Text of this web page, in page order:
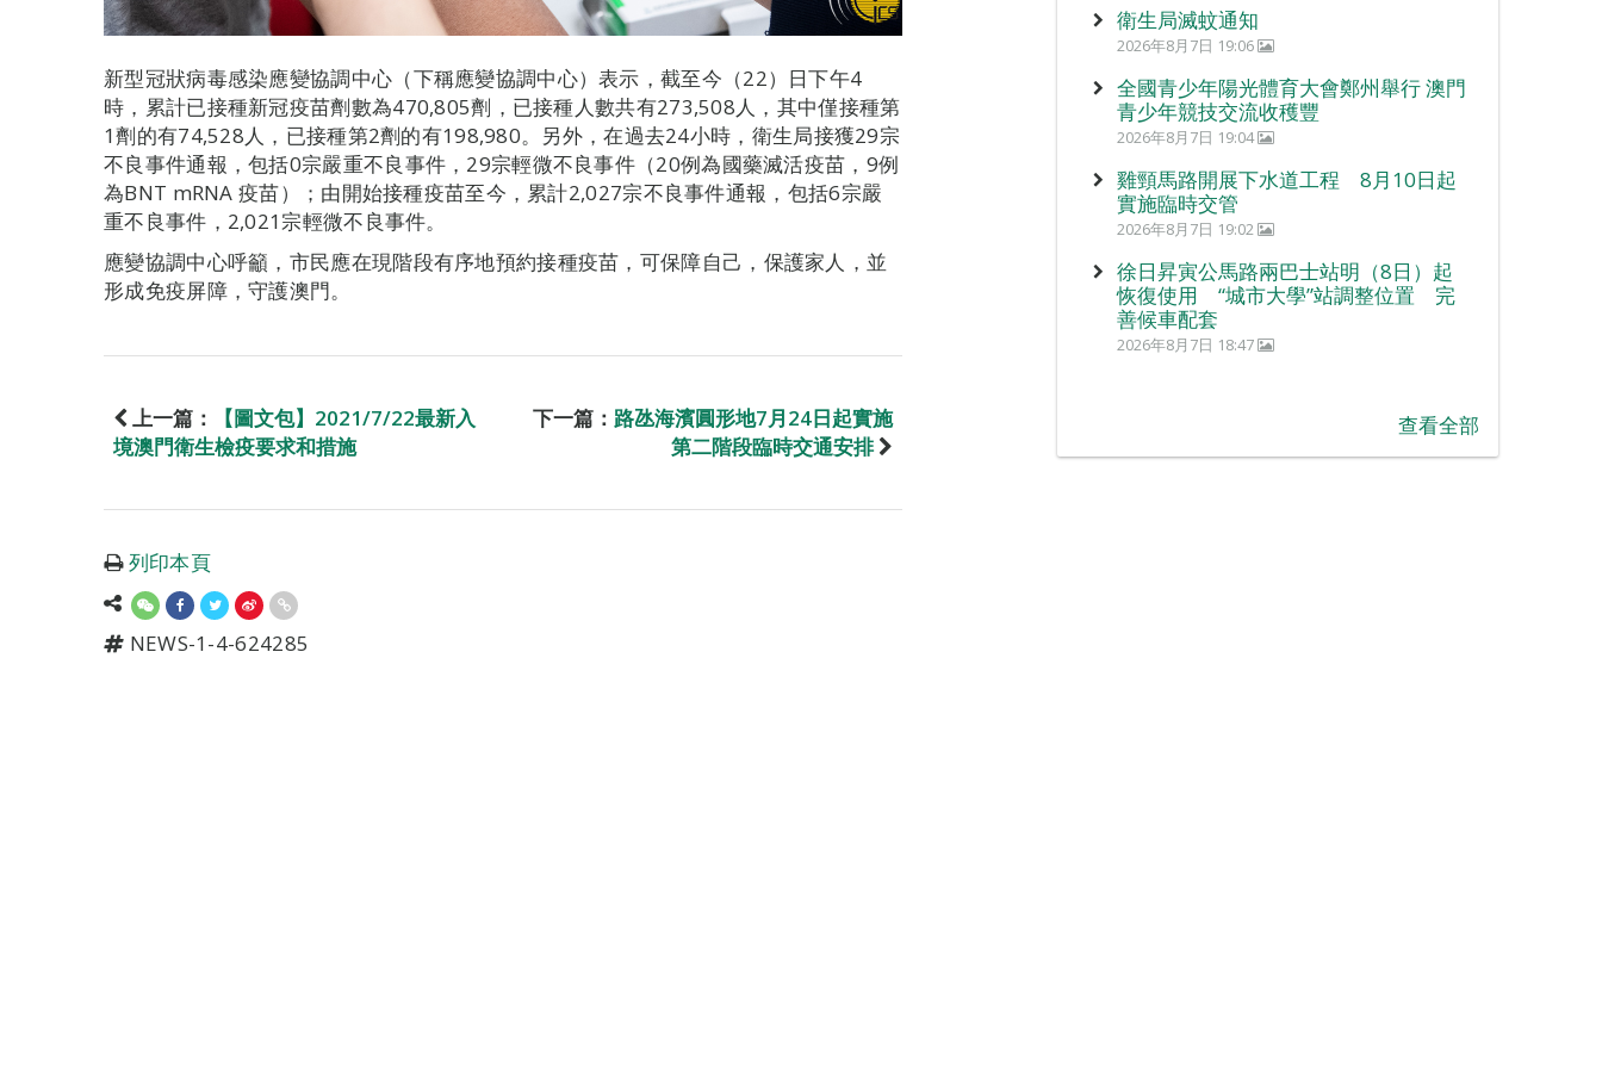
新型冠狀病毒感染應變協調中心（下稱應變協調中心）表示，截至今（22）日下午4
時，累計已接種新冠疫苗劑數為470,805劑，已接種人數共有273,508人，其中僅接種第
1劑的有74,528人，已接種第2劑的有198,980。另外，在過去24小時，衛生局接獲29宗
不良事件通報，包括0宗嚴重不良事件，29宗輕微不良事件（20例為國藥滅活疫苗，9例
為BNT mRNA 疫苗）；由開始接種疫苗至今，累計2,027宗不良事件通報，包括6宗嚴
重不良事件，2,021宗輕微不良事件。
應變協調中心呼籲，市民應在現階段有序地預約接種疫苗，可保障自己，保護家人，並
形成免疫屏障，守護澳門。
上一篇：
【圖文包】2021/7/22最新入
境澳門衛生檢疫要求和措施
下一篇： 路氹海濱圓形地7月24日起實施
第二階段臨時交通安排
列印本頁
NEWS-1-4-624285
衛生局滅蚊通知
2026年8月7日 19:06
全國青少年陽光體育大會鄭州舉行 澳門
青少年競技交流收穫豐
2026年8月7日 19:04
雞頸馬路開展下水道工程 8月10日起
實施臨時交管
2026年8月7日 19:02
徐日昇寅公馬路兩巴士站明（8日）起
恢復使用 “城市大學”站調整位置 完
善候車配套
2026年8月7日 18:47
查看全部